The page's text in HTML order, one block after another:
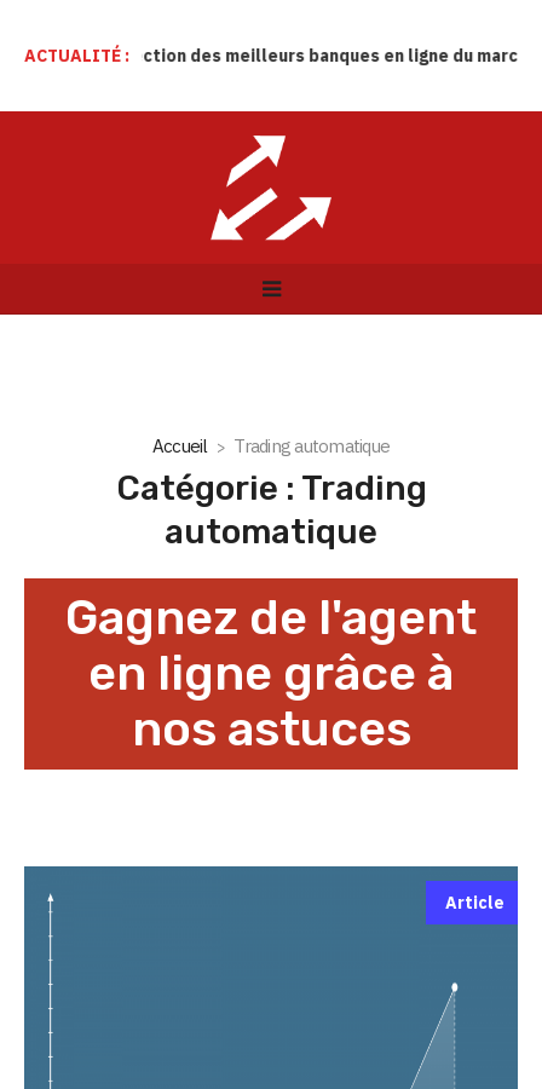
ACTUALITÉ :
Selection des meilleurs banques en ligne du marché :
Accueil Trading automatique
Catégorie : Trading
automatique
Gagnez de l'agent
en ligne grâce à
nos astuces
Article